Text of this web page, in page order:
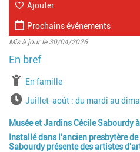
Ajouter
Prochains événements
Mis à jour le 30/04/2026
à partir de
En famille
HorairesJuillet-août : du mardi au
Musée et Jardins Cécile Sabourdy
Installé dans l'ancien presbytère
Sabourdy présente des artistes